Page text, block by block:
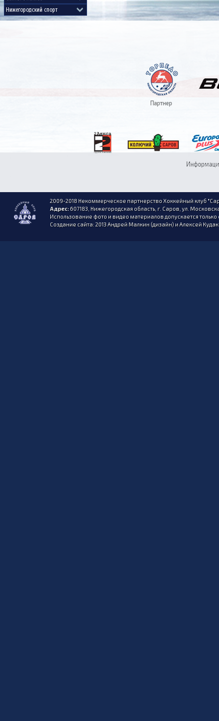
2009-2018 Некоммерческое партнерство Хоккейный клуб
Адрес:607183, Нижегородская область, г. Саров, ул.
Использование фото и видео материалов допускается
Создание сайта: 2013 Андрей Малкин (дизайн) и Алексей